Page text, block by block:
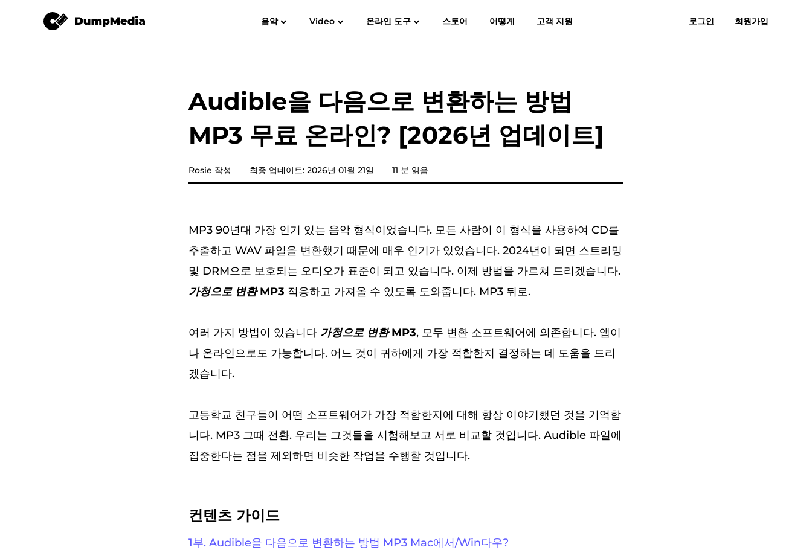
음악
애플 뮤직 변환기 YouTube 음악 변환기
Amazon Music Converter 가청 변환기
판도라 음악 변환기
Video 온라인 도구 스토어 어떻게 고객 지원 로그인 회원가입
가청 변환기 사용자 가이드 자주 묻는 질문 지금 구매하기
Audible을 다음으로 변환하는 방법
MP3 무료 온라인? [2026년 업데이트]
Rosie 작성 최종 업데이트: 2026년 01월 21일 11 분 읽음
MP3 90년대 가장 인기 있는 음악 형식이었습니다. 모든 사람이 이 형식을 사용하여 CD를
추출하고 WAV 파일을 변환했기 때문에 매우 인기가 있었습니다. 2024년이 되면 스트리밍
및 DRM으로 보호되는 오디오가 표준이 되고 있습니다. 이제 방법을 가르쳐 드리겠습니다.
가청으로 변환 MP3 적응하고 가져올 수 있도록 도와줍니다. MP3 뒤로.
여러 가지 방법이 있습니다 가청으로 변환 MP3, 모두 변환 소프트웨어에 의존합니다. 앱이
나 온라인으로도 가능합니다. 어느 것이 귀하에게 가장 적합한지 결정하는 데 도움을 드리
겠습니다.
고등학교 친구들이 어떤 소프트웨어가 가장 적합한지에 대해 항상 이야기했던 것을 기억합
니다. MP3 그때 전환. 우리는 그것들을 시험해보고 서로 비교할 것입니다. Audible 파일에
집중한다는 점을 제외하면 비슷한 작업을 수행할 것입니다.
컨텐츠 가이드
1부. Audible을 다음으로 변환하는 방법 MP3 Mac에서/Win다우?